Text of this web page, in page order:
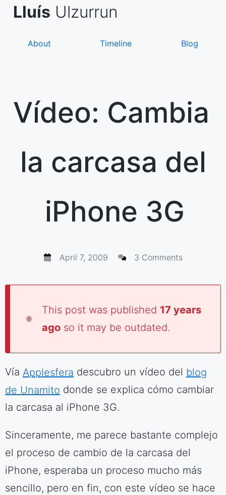
SkipLluís Ulzurrun
About Timeline Blog
Vídeo: Cambia
la carcasa del
iPhone 3G
April 7, 2009 3 Comments
This post was published 17 years
ago so it may be outdated.
Vía Applesfera descubro un vídeo del blog
de Unamito donde se explica cómo cambiar
la carcasa al iPhone 3G.
Sinceramente, me parece bastante complejo
el proceso de cambio de la carcasa del
iPhone, esperaba un proceso mucho más
sencillo, pero en fin, con este vídeo se hace